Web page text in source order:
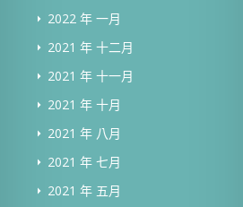
2022 年 一月
2021 年 十二月
2021 年 十一月
2021 年 十月
2021 年 八月
2021 年 七月
2021 年 五月